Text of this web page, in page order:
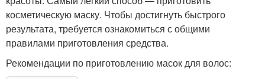
Маска из зелёных яблок
Маска в домашних
косметическую маску. Чтобы достигнуть быстрого
результата, требуется ознакомиться с общими
правилами приготовления средства.
Рекомендации по приготовлению масок для волос: